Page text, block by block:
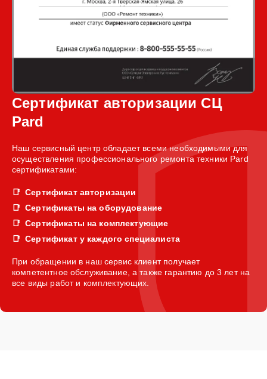
Сертификат авторизации СЦ
Pard
Наш сервисный центр обладает всеми необходимыми для
осуществления профессионального ремонта техники Pard
сертификатами:
Сертификат авторизации
Сертификаты на оборудование
Сертификаты на комплектующие
Сертификат у каждого специалиста
При обращении в наш сервис клиент получает
компетентное обслуживание, а также гарантию до 3 лет на
все виды работ и комплектующих.